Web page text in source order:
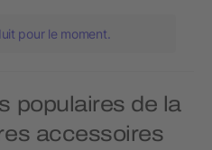
pour le moment.
populaires de la
accessoires